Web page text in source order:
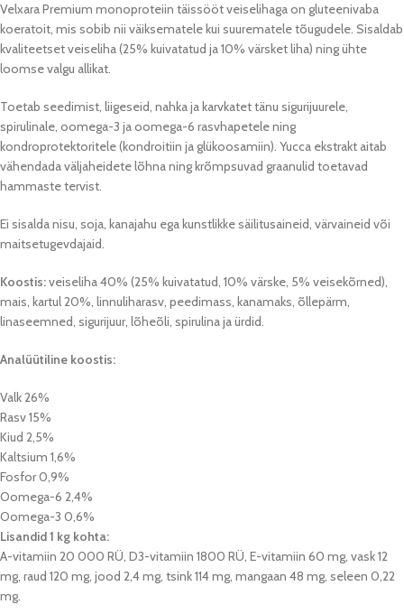
Velxara Premium monoproteiin täissööt veiselihaga on gluteenivaba
koeratoit, mis sobib nii väiksematele kui suurematele tõugudele. Sisaldab
kvaliteetset veiseliha (25% kuivatatud ja 10% värsket liha) ning ühte
loomse valgu allikat.
Toetab seedimist, liigeseid, nahka ja karvkatet tänu sigurijuurele,
spirulinale, oomega-3 ja oomega-6 rasvhapetele ning
kondroprotektoritele (kondroitiin ja glükoosamiin). Yucca ekstrakt aitab
vähendada väljaheidete lõhna ning krõmpsuvad graanulid toetavad
hammaste tervist.
Ei sisalda nisu, soja, kanajahu ega kunstlikke säilitusaineid, värvaineid või
maitsetugevdajaid.
Koostis:veiseliha 40% (25% kuivatatud, 10% värske, 5% veisekõrned),
mais, kartul 20%, linnuliharasv, peedimass, kanamaks, õllepärm,
linaseemned, sigurijuur, lõheõli, spirulina ja ürdid.
Analüütiline koostis:
Valk 26%
Rasv 15%
Kiud 2,5%
Kaltsium 1,6%
Fosfor 0,9%
Oomega-6 2,4%
Oomega-3 0,6%
Lisandid 1 kg kohta:
A-vitamiin 20 000 RÜ, D3-vitamiin 1800 RÜ, E-vitamiin 60 mg, vask 12
mg, raud 120 mg, jood 2,4 mg, tsink 114 mg, mangaan 48 mg, seleen 0,22
mg.